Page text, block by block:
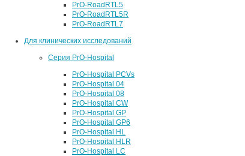
PrO-RoadRTL5
PrO-RoadRTL5R
PrO-RoadRTL7
Для клинических исследований
Серия PrO-Hospital
PrO-Hospital PCVs
PrO-Hospital 04
PrO-Hospital 08
PrO-Hospital CW
PrO-Hospital GP
PrO-Hospital GP6
PrO-Hospital HL
PrO-Hospital HLR
PrO-Hospital LC